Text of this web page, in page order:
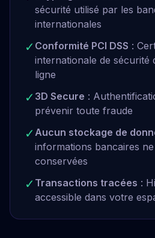
sécurité utilisé par les
internationales
✓ Conformité PCI DSS :
internationale de sécurité
ligne
✓ 3D Secure :
prévenir toute fraude
✓Aucun stockage de
informations bancaires
conservées
✓ Transactions tracées :
accessible dans votre